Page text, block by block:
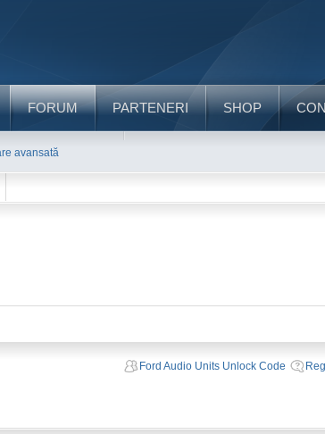
FORUM PARTENERI SHOP
avansată
Ford Audio Units Unlock Code